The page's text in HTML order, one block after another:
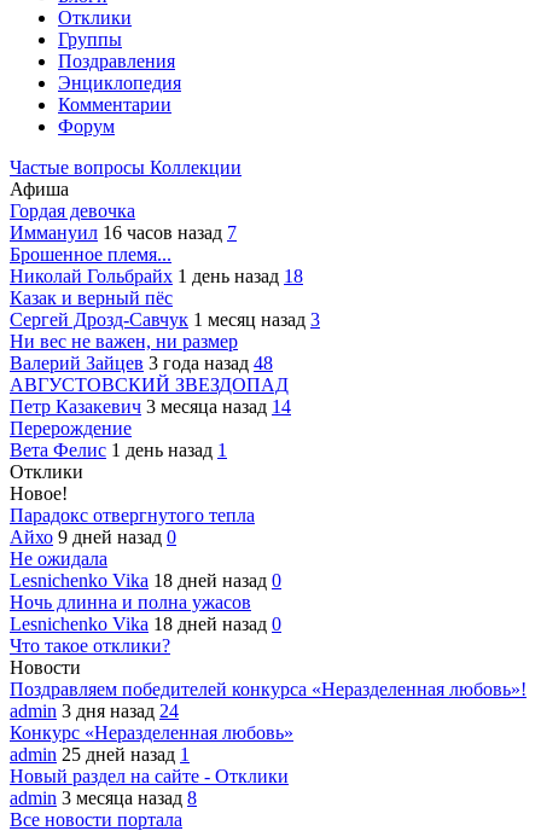
Отклики
Группы
Поздравления
Энциклопедия
Комментарии
Форум
Частые вопросы Коллекции
Афиша
Гордая девочка
Иммануил 16 часов назад 7
Брошенное племя...
Николай Гольбрайх 1 день назад 18
Казак и верный пёс
Сергей Дрозд-Савчук 1 месяц назад 3
Ни вес не важен, ни размер
Валерий Зайцев 3 года назад 48
АВГУСТОВСКИЙ ЗВЕЗДОПАД
Петр Казакевич 3 месяца назад 14
Перерождение
Вета Фелис 1 день назад 1
Отклики
Новое!
Парадокс отвергнутого тепла
Айхо 9 дней назад 0
Не ожидала
Lesnichenko Vika 18 дней назад 0
Ночь длинна и полна ужасов
Lesnichenko Vika 18 дней назад 0
Что такое отклики?
Новости
Поздравляем победителей конкурса «Неразделенная любовь»!
admin 3 дня назад 24
Конкурс «Неразделенная любовь»
admin 25 дней назад 1
Новый раздел на сайте - Отклики
admin 3 месяца назад 8
Все новости портала